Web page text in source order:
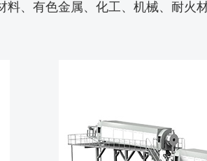
、有色金属、化工、机械、耐火